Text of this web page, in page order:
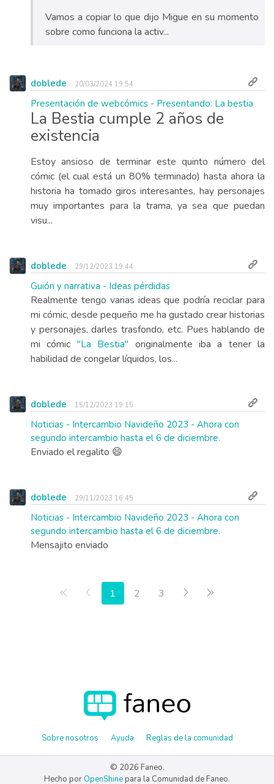
Vamos a copiar lo que dijo Migue en su momento
sobre como funciona la activ...
doblede 20/03/2024 19:54
Presentación de webcómics - Presentando: La bestia
La Bestia cumple 2 años de
existencia
Estoy ansioso de terminar este quinto número del
cómic (el cual está un 80% terminado) hasta ahora la
historia ha tomado giros interesantes, hay personajes
muy importantes para la trama, ya sea que puedan
visu...
doblede 29/12/2023 19:44
Guión y narrativa - Ideas pérdidas
Realmente tengo varias ideas que podría reciclar para
mi cómic, desde pequeño me ha gustado crear historias
y personajes, darles trasfondo, etc. Pues hablando de
mi cómic "La Bestia" originalmente iba a tener la
habilidad de congelar líquidos, los...
doblede 15/12/2023 19:15
Noticias - Intercambio Navideño 2023 - Ahora con
segundo intercambio hasta el 6 de diciembre.
Enviado el regalito 😄
doblede 29/11/2023 16:45
Noticias - Intercambio Navideño 2023 - Ahora con
segundo intercambio hasta el 6 de diciembre.
Mensajito enviado
Primera página
Anterior
1 2 3 Siguiente
Sobre nosotros Ayuda Reglas de la comunidad
© 2026 Faneo.
Hecho por OpenShine para la Comunidad de Faneo.